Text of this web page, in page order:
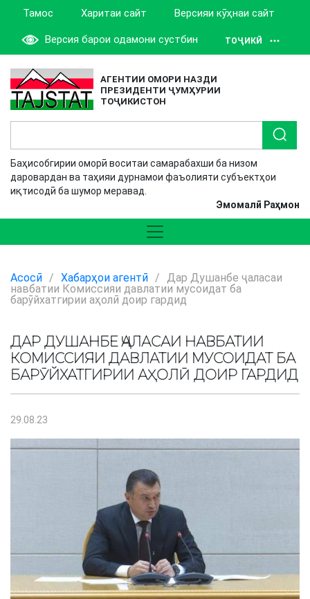
Тамос Харитаи сайт Версияи кӯҳнаи сайт
Версия барои одамони сустбин ТОҶИКӢ
АГЕНТИИ ОМОРИ НАЗДИ
ПРЕЗИДЕНТИ ҶУМҲУРИИ
ТОҶИКИСТОН
Баҳисобгирии оморӣ воситаи самарабахши ба низом
даровардан ва таҳияи дурнамои фаъолияти субъектҳои
иқтисодӣ ба шумор меравад.
Эмомалӣ Раҳмон
Асосӣ / Хабарҳои агентӣ / Дар Душанбе ҷаласаи
навбатии Комиссияи давлатии мусоидат ба
барӯйхатгирии аҳолӣ доир гардид
ДАР ДУШАНБЕ ҶАЛАСАИ НАВБАТИИ
КОМИССИЯИ ДАВЛАТИИ МУСОИДАТ БА
БАРӮЙХАТГИРИИ АҲОЛӢ ДОИР ГАРДИД
29.08.23